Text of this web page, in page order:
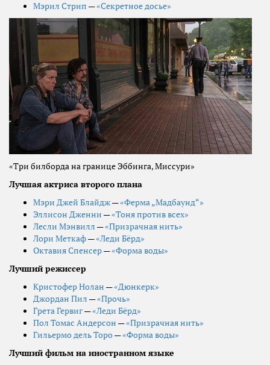
Мэрил Стрип —«Секретное досье»
«Три билборда на границе Эббинга, Миссури»
Лучшая актриса второго плана
Мэри Джей Блайдж—«Ферма „Мадбаунд“»
Эллисон Дженни —«Тоня против всех»
Лесли Мэнвилл —«Призрачная нить»
Лори Меткаф—«Леди Бёрд»
Октавия Спенсер—«Форма воды»
Лучший режиссер
Кристофер Нолан —«Дюнкерк»
Джордан Пил —«Прочь»
Грета Гервиг—«Леди Бёрд»
Пол Томас Андерсон —«Призрачная нить»
Гильермо дель Торо—«Форма воды»
Лучший фильм на иностранном языке